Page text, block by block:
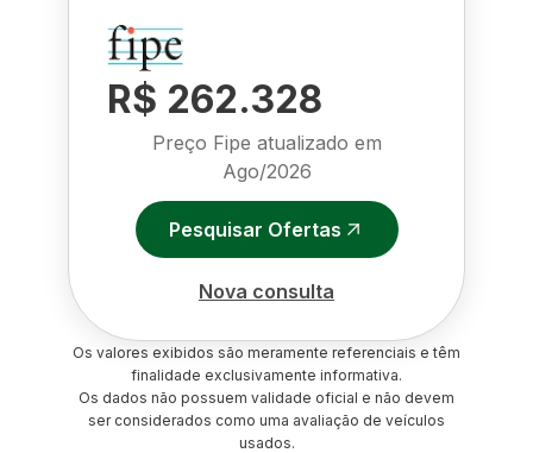
R$ 262.328
Preço Fipe atualizado em
Ago/2026
Pesquisar Ofertas
Nova consulta
Os valores exibidos são meramente referenciais e têm
finalidade exclusivamente informativa.
Os dados não possuem validade oficial e não devem
ser considerados como uma avaliação de veículos
usados.